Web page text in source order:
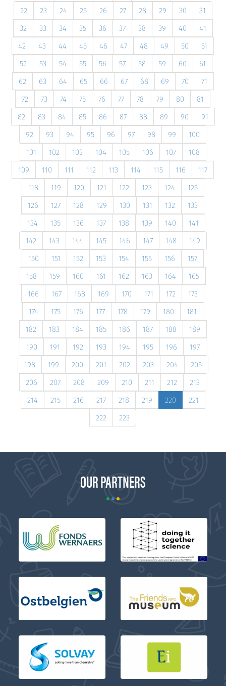
22
23 24 25 26 27 28 29 30
31
32
33 34 35 36 37 38 39 40
41
42
43 44 45 46 47 48 49 50
51
52
53 54 55 56 57 58 59 60
61
62
63 64 65 66 67 68 69 70
71
72
73 74 75 76 77 78 79 80
81
82
83 84 85 86 87 88 89 90
91
92
93 94 95 96 97 98 99
100
101
102 103 104 105 106 107
108
109
110 111 112 113 114 115 116
117
118
119 120 121 122 123 124
125
126
127 128 129 130 131 132
133
134
135 136 137 138 139 140
141
142
143 144 145 146 147 148
149
150
151 152 153 154 155 156
157
158
159 160 161 162 163 164
165
166
167 168 169 170 171 172
173
174
175 176 177 178 179 180
181
182
183 184 185 186 187 188
189
190
191 192 193 194 195 196
197
198
199 200 201 202 203 204
205
206
207 208 209 210 211 212
213
214
215 216 217 218 219 220
221
222
223
OUR PARTNERS